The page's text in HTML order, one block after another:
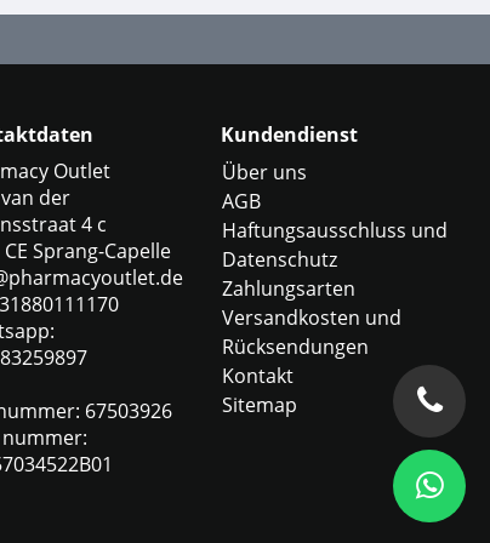
Outlet
der
4 c
CE Sprang-Capelle
67503926
nummer:
Kundendienst
Über uns
AGB
Haftungsausschluss und
Datenschutz
Zahlungsarten
Versandkosten und
Rücksendungen
Kontakt
Sitemap